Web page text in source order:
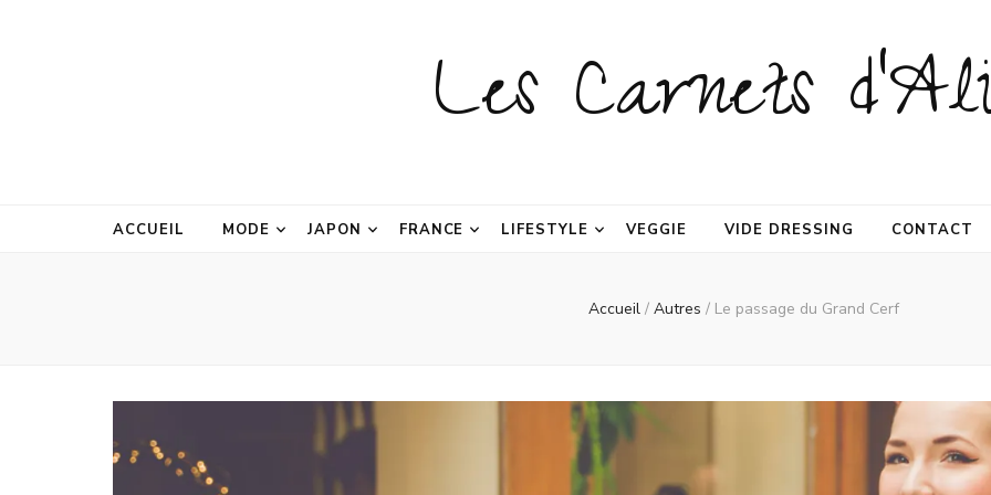
Les Carnets
ACCUEIL MODE JAPON FRANCE LIFESTYLE VEGGIE VIDE DRESSING CONTACT
Accueil / Autres / Le passage du Grand Cerf